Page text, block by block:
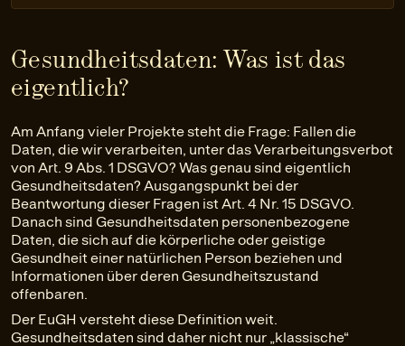
Gesundheitsdaten: Was ist das
eigentlich?
Am Anfang vieler Projekte steht die Frage: Fallen die
Daten, die wir verarbeiten, unter das Verarbeitungsverbot
von Art. 9 Abs. 1 DSGVO? Was genau sind eigentlich
Gesundheitsdaten? Ausgangspunkt bei der
Beantwortung dieser Fragen ist Art. 4 Nr. 15 DSGVO.
Danach sind Gesundheitsdaten personenbezogene
Daten, die sich auf die körperliche oder geistige
Gesundheit einer natürlichen Person beziehen und
Informationen über deren Gesundheitszustand
offenbaren.
Der EuGH versteht diese Definition weit.
Gesundheitsdaten sind daher nicht nur „klassische“